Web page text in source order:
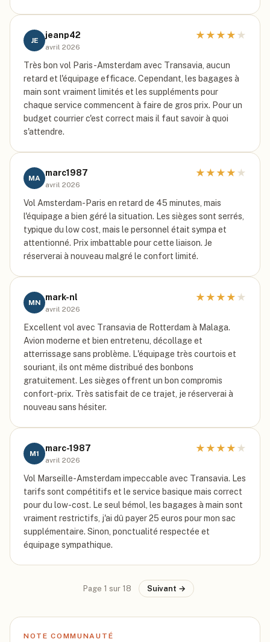
JE
jeanp42
avril 2026
★ ★ ★ ★ ★
Très bon vol Paris-Amsterdam avec Transavia, aucun
retard et l'équipage efficace. Cependant, les bagages à
main sont vraiment limités et les suppléments pour
chaque service commencent à faire de gros prix. Pour un
budget courrier c'est correct mais il faut savoir à quoi
s'attendre.
MA
marc1987
avril 2026
★ ★ ★ ★ ★
Vol Amsterdam-Paris en retard de 45 minutes, mais
l'équipage a bien géré la situation. Les sièges sont serrés,
typique du low cost, mais le personnel était sympa et
attentionné. Prix imbattable pour cette liaison. Je
réserverai à nouveau malgré le confort limité.
MN
mark-nl
avril 2026
★ ★ ★ ★ ★
Excellent vol avec Transavia de Rotterdam à Malaga.
Avion moderne et bien entretenu, décollage et
atterrissage sans problème. L'équipage très courtois et
souriant, ils ont même distribué des bonbons
gratuitement. Les sièges offrent un bon compromis
confort-prix. Très satisfait de ce trajet, je réserverai à
nouveau sans hésiter.
M1
marc-1987
avril 2026
★ ★ ★ ★ ★
Vol Marseille-Amsterdam impeccable avec Transavia. Les
tarifs sont compétitifs et le service basique mais correct
pour du low-cost. Le seul bémol, les bagages à main sont
vraiment restrictifs, j'ai dû payer 25 euros pour mon sac
supplémentaire. Sinon, ponctualité respectée et
équipage sympathique.
Page 1 sur 18 Suivant →
NOTE COMMUNAUTÉ